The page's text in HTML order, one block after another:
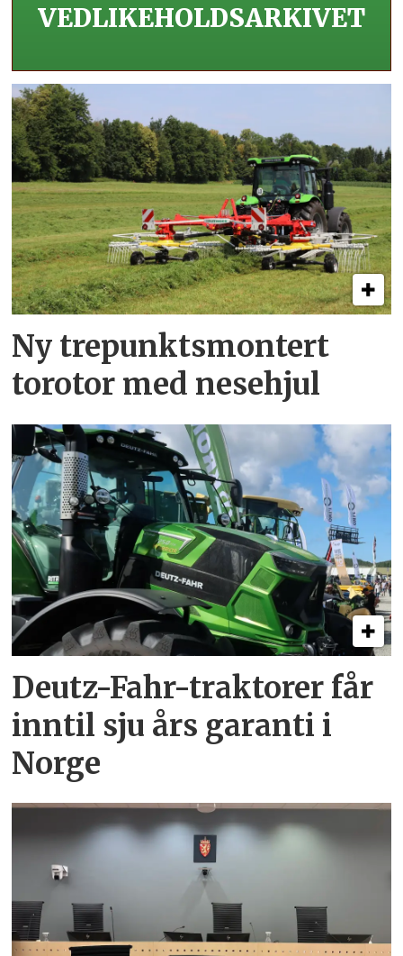
VEDLIKEHOLDS­ARKIVET
Ny trepunkts­montert
torotor med nesehjul
Deutz-Fahr-traktorer får
inntil sju års garanti i
Norge